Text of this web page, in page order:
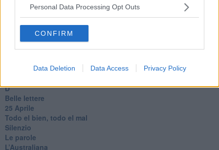
Personal Data Processing Opt Outs
CONFIRM
Data Deletion Data Access Privacy Policy
O sonho de um prisioneiro
Memòrias
Scrivi
Bestiario
D
Belle lettere
25 Aprile
Todo el bien, todo el mal
Silenzio
Le parole
​L’Australiana